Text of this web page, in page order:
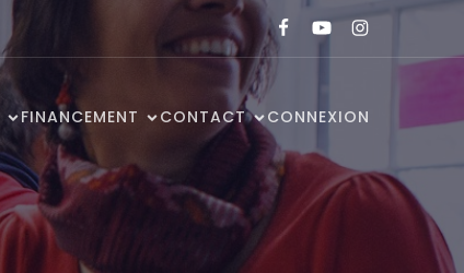
FINANCEMENT CONTACT CONNEXION